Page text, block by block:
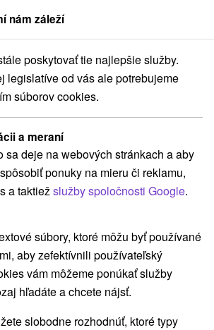
Banskobystrický kraj Dolná Strehová
Dolnej Strehovej
Chaty na prenájom (4) Drevenice(3)
alebo termín
- NAJPREDÁVANEJŠIE
nám záleží
poskytovať tie najlepšie služby.
legislatíve od vás ale potrebujeme
súborov cookies.
a meraní
sa deje na webových stránkach a aby
ponuky na mieru či reklamu,
a taktiežslužby spoločnosti Google.
súbory, ktoré môžu byť používané
aby zefektívnili používateľský
vám môžeme ponúkať služby
hľadáte a chcete nájsť.
slobodne rozhodnúť, ktoré typy